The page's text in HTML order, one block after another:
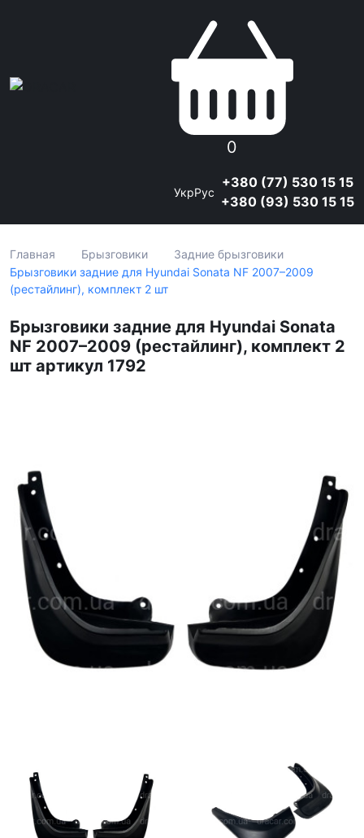
0
УкрРус
+380 (77) 530 15 15
+380 (93) 530 15 15
Главная Брызговики
Задние брызговики
Брызговики задние для Hyundai Sonata NF 2007–2009
(рестайлинг), комплект 2 шт
Брызговики задние для Hyundai Sonata
NF 2007–2009 (рестайлинг), комплект 2
шт артикул 1792